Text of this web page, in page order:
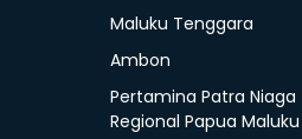
Maluku Tenggara
Ambon
Pertamina Patra Niaga
Regional Papua Maluku